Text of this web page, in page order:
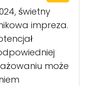
świetny
impreza.
może